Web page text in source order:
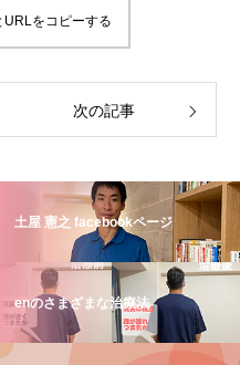
URLをコピーする
次の記事
土屋 憲之 facebookページ
enのさまざまな治療法